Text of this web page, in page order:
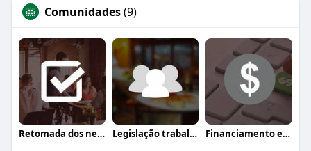
Comunidades(9)
Retomada dos negócios Legislação trabalhista Financiamento e crédito